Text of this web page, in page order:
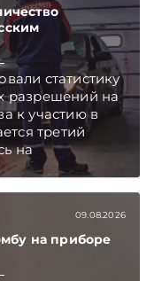
статистику
разрешений на
к участию в
третий
на
об экономике
09.08.2026
на приборе